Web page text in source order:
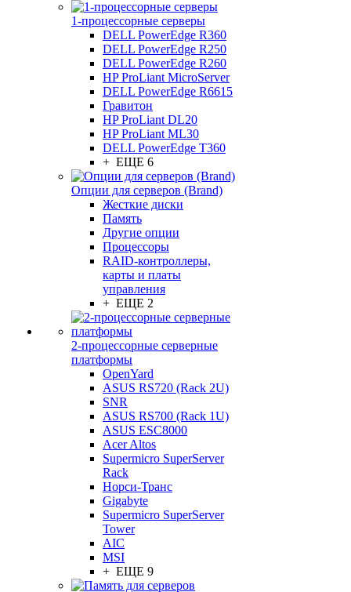
1-процессорные серверы
DELL PowerEdge R360
DELL PowerEdge R250
DELL PowerEdge R260
HP ProLiant MicroServer
DELL PowerEdge R6615
Гравитон
HP ProLiant DL20
HP ProLiant ML30
DELL PowerEdge T360
+ ЕЩЕ 6
Опции для серверов (Brand)
Жесткие диски
Память
Другие опции
Процессоры
RAID-контроллеры,
карты и платы
управления
+ ЕЩЕ 2
2-процессорные серверные
платформы
OpenYard
ASUS RS720 (Rack 2U)
SNR
ASUS RS700 (Rack 1U)
ASUS ESC8000
Acer Altos
Supermicro SuperServer
Rack
Норси-Транс
Gigabyte
Supermicro SuperServer
Tower
AIC
MSI
+ ЕЩЕ 9